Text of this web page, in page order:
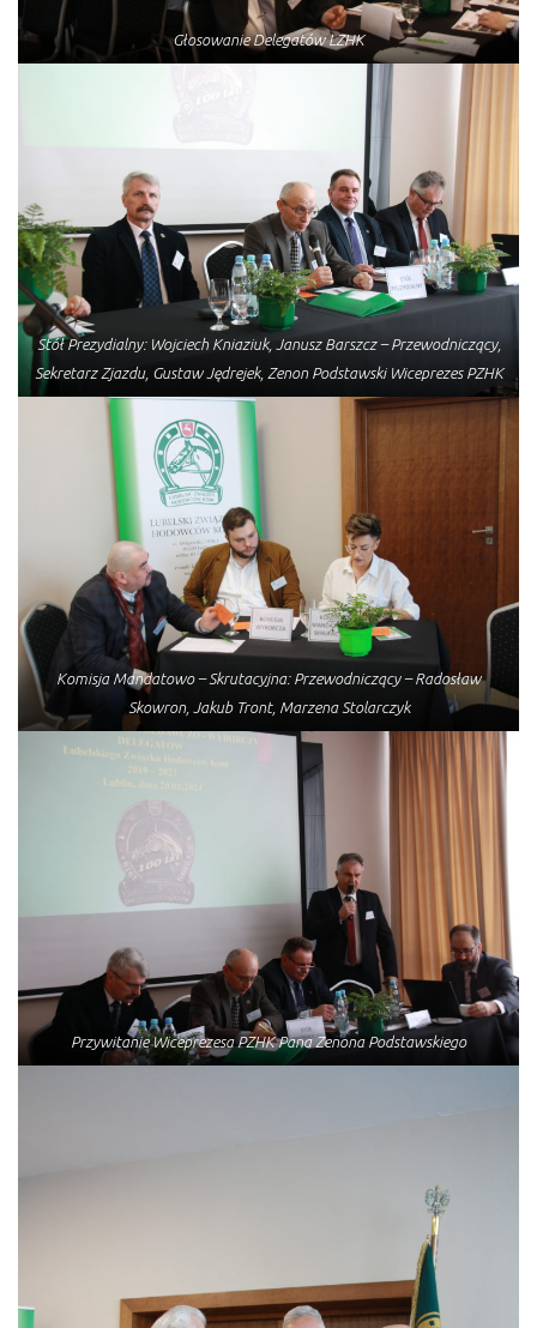
Głosowanie Delegatów LZHK
Stół Prezydialny: Wojciech Kniaziuk, Janusz Barszcz – Przewodniczący,
Sekretarz Zjazdu, Gustaw Jędrejek, Zenon Podstawski Wiceprezes PZHK
Komisja Mandatowo – Skrutacyjna: Przewodniczący – Radosław
Skowron, Jakub Tront, Marzena Stolarczyk
Przywitanie Wiceprezesa PZHK Pana Zenona Podstawskiego